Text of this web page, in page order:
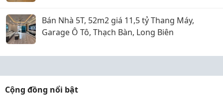
Bán Nhà 5T, 52m2 giá 11,5 tỷ Thang Máy,
Garage Ô Tô, Thạch Bàn, Long Biên
Cộng đồng nổi bật